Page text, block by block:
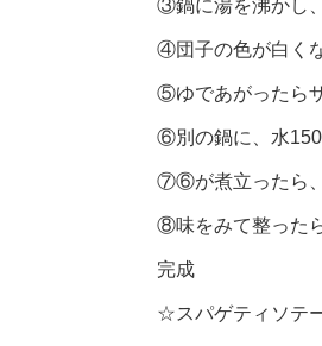
③鍋に湯を沸かし
④団子の色が白く
⑤ゆであがったら
⑥別の鍋に、水
⑦⑥が煮立ったら、
⑧味をみて整った
完成
☆スパゲティソテ